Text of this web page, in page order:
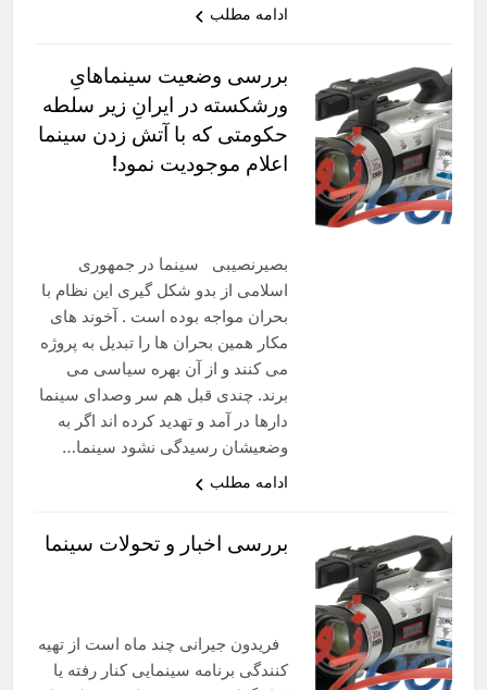
ادامه مطلب
بررسی وضعیت سینماهایِ
ورشکسته در ایرانِ زیر سلطه
حکومتی که با آتش زدن سینما
اعلام موجودیت نمود!
بصیرنصیبی سینما در جمهوری
اسلامی از بدو شکل گیری این نظام با
بحران مواجه بوده است . آخوند های
مکار همین بحران ها را تبدیل به پروژه
می کنند و از آن بهره سیاسی می
برند. چندی قبل هم سر وصدای سینما
دارها در آمد و تهدید کرده اند اگر به
وضعیشان رسیدگی نشود سینما…
ادامه مطلب
بررسی اخبار و تحولات سینما
فریدون جیرانی چند ماه است از تهیه
کنندگی برنامه سینمایی کنار رفته یا